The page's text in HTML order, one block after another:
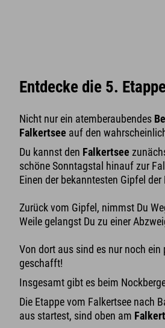
Entdecke die 5.
Nicht nur ein atemberaubendes
Falkertsee auf den
Du kannst den Falkertsee
schöne Sonntagstal hinauf zur
Einen der bekanntesten Gipfel der
Zurück vom Gipfel, nimmst Du
Weile gelangst Du zu einer
Von dort aus sind es nur noch
geschafft!
Insgesamt gibt es beim
Die Etappe vom Falkertsee nach
aus startest, sind oben am Falkert